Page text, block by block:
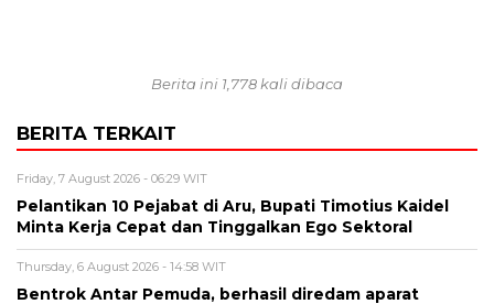
Berita ini 1,778 kali dibaca
BERITA TERKAIT
Friday, 7 August 2026 - 06:29 WIT
Pelantikan 10 Pejabat di Aru, Bupati Timotius Kaidel
Minta Kerja Cepat dan Tinggalkan Ego Sektoral
Thursday, 6 August 2026 - 14:58 WIT
Bentrok Antar Pemuda, berhasil diredam aparat